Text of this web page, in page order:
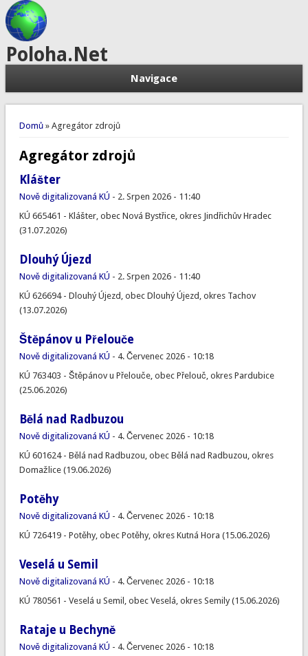
Poloha.Net
Navigace
Jste zde
Domů» Agregátor zdrojů
Agregátor zdrojů
Klášter
Nově digitalizovaná KÚ - 2. Srpen 2026 - 11:40
KÚ 665461 - Klášter, obec Nová Bystřice, okres Jindřichův Hradec
(31.07.2026)
Dlouhý Újezd
Nově digitalizovaná KÚ - 2. Srpen 2026 - 11:40
KÚ 626694 - Dlouhý Újezd, obec Dlouhý Újezd, okres Tachov
(13.07.2026)
Štěpánov u Přelouče
Nově digitalizovaná KÚ - 4. Červenec 2026 - 10:18
KÚ 763403 - Štěpánov u Přelouče, obec Přelouč, okres Pardubice
(25.06.2026)
Bělá nad Radbuzou
Nově digitalizovaná KÚ - 4. Červenec 2026 - 10:18
KÚ 601624 - Bělá nad Radbuzou, obec Bělá nad Radbuzou, okres
Domažlice (19.06.2026)
Potěhy
Nově digitalizovaná KÚ - 4. Červenec 2026 - 10:18
KÚ 726419 - Potěhy, obec Potěhy, okres Kutná Hora (15.06.2026)
Veselá u Semil
Nově digitalizovaná KÚ - 4. Červenec 2026 - 10:18
KÚ 780561 - Veselá u Semil, obec Veselá, okres Semily (15.06.2026)
Rataje u Bechyně
Nově digitalizovaná KÚ - 4. Červenec 2026 - 10:18